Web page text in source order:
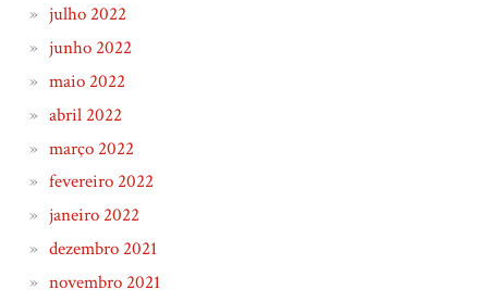
julho 2022
junho 2022
maio 2022
abril 2022
março 2022
fevereiro 2022
janeiro 2022
dezembro 2021
novembro 2021